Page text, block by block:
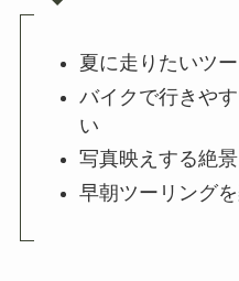
夏に走りたいツ
バイクで行きや
い
写真映えする絶
早朝ツーリング